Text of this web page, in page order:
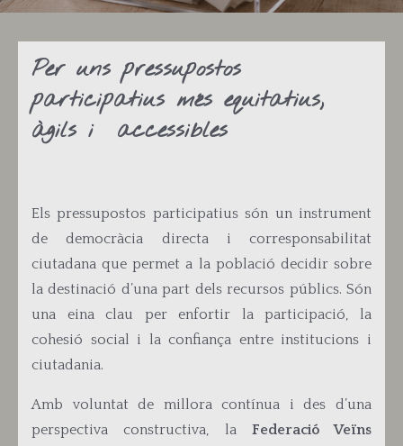
Per uns pressupostos
participatius més equitatius,
àgils i accessibles
Els pressupostos participatius són un instrument
de democràcia directa i corresponsabilitat
ciutadana que permet a la població decidir sobre
la destinació d’una part dels recursos públics. Són
una eina clau per enfortir la participació, la
cohesió social i la confiança entre institucions i
ciutadania.
Amb voluntat de millora contínua i des d’una
perspectiva constructiva, la Federació Veïns